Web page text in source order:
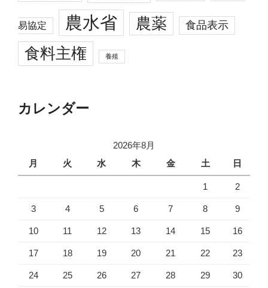
易協定 農水省 農薬 食品表示
食料主権 養殖
カレンダー
2026年8月
月
火 水 木 金 土 日
1 2
3 4 5 6 7 8 9
10 11 12 13 14 15 16
17 18 19 20 21 22 23
24 25 26 27 28 29 30